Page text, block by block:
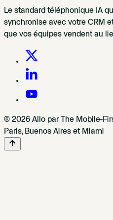
Le standard téléphonique IA
synchronise avec votre CRM
que vos équipes vendent au
© 2026 Allo par The Mobile-
Paris, Buenos Aires et Miami